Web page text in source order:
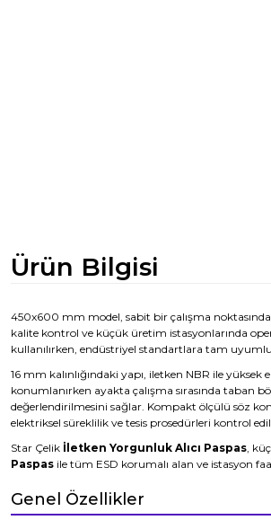
Ürün Bilgisi
450x600 mm model, sabit bir çalışma
kalite kontrol ve küçük üretim istasyonlarında
kullanılırken, endüstriyel standartlara tam
16 mm kalınlığındaki yapı, iletken NBR ile
konumlanırken ayakta çalışma sırasında taban
değerlendirilmesini sağlar. Kompakt ölçülü söz
elektriksel süreklilik ve tesis prosedürleri kontrol
Star Çelik İletken Yorgunluk Alıcı Paspas,
Paspas ile tüm ESD korumalı alan ve istasyon
Genel Özellikler